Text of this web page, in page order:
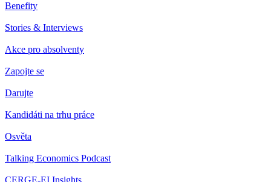
Benefity
Stories & Interviews
Akce pro absolventy
Zapojte se
Darujte
Kandidáti na trhu práce
Osvěta
Talking Economics Podcast
CERGE-EI Insights